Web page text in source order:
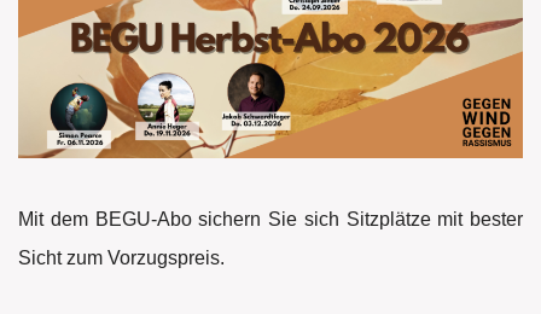
Mit dem BEGU-Abo sichern Sie sich Sitzplätze mit bester
Sicht zum Vorzugspreis.